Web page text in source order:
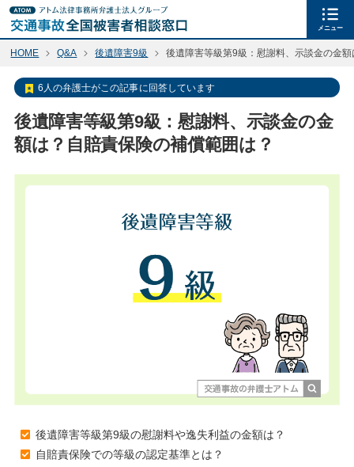
メニュー
HOME Q&A 後遺障害9級 後遺障害等級第9級：慰謝料、示談金の金
6人の弁護士がこの記事に回答しています
後遺障害等級第9級：慰謝料、示談金の金
額は？自賠責保険の補償範囲は？
後遺障害等級第9級の慰謝料や逸失利益の金額は？
自賠責保険での等級の認定基準とは？